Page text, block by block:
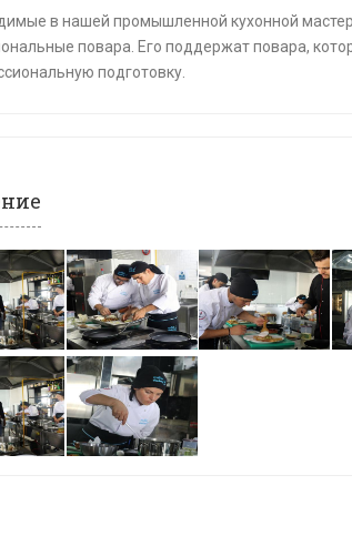
в нашей промышленной кухонной
повара. Его поддержат повара,
подготовку.